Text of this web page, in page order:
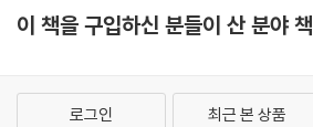
이 책을 구입하신 분들이 산 분야 책
로그인 최근 본 상품